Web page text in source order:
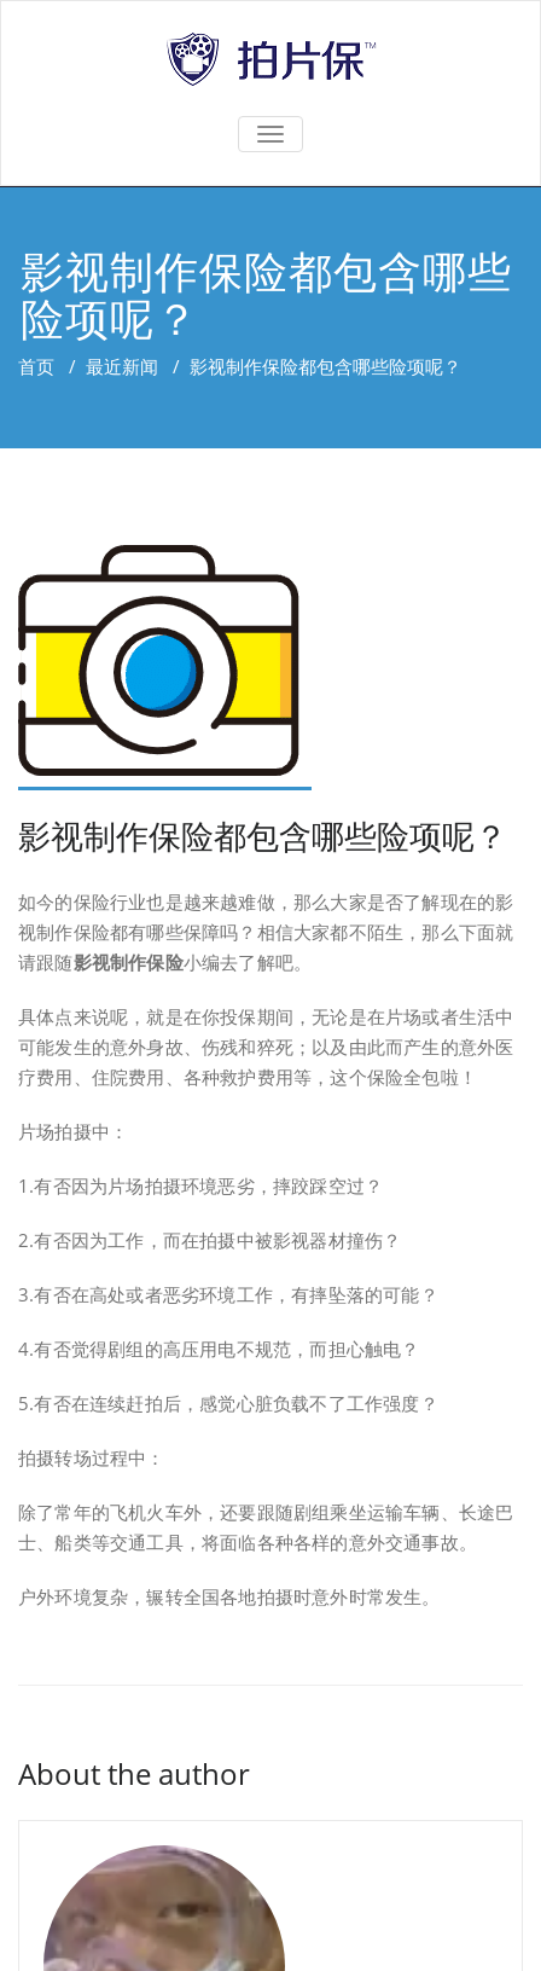
TOGGLE
影视制作保险都包含哪些
险项呢？
首页 / 最近新闻 / 影视制作保险都包含哪些险项呢？
影视制作保险都包含哪些险项呢？
如今的保险行业也是越来越难做，那么大家是否了解现在的影
视制作保险都有哪些保障吗？相信大家都不陌生，那么下面就
请跟随影视制作保险小编去了解吧。
具体点来说呢，就是在你投保期间，无论是在片场或者生活中
可能发生的意外身故、伤残和猝死；以及由此而产生的意外医
疗费用、住院费用、各种救护费用等，这个保险全包啦！
片场拍摄中：
1.有否因为片场拍摄环境恶劣，摔跤踩空过？
2.有否因为工作，而在拍摄中被影视器材撞伤？
3.有否在高处或者恶劣环境工作，有摔坠落的可能？
4.有否觉得剧组的高压用电不规范，而担心触电？
5.有否在连续赶拍后，感觉心脏负载不了工作强度？
拍摄转场过程中：
除了常年的飞机火车外，还要跟随剧组乘坐运输车辆、长途巴
士、船类等交通工具，将面临各种各样的意外交通事故。
户外环境复杂，辗转全国各地拍摄时意外时常发生。
About the author